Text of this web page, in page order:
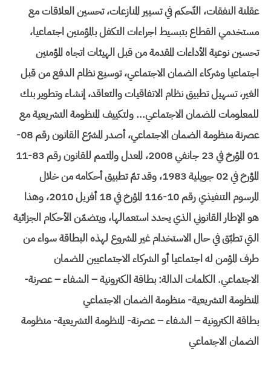
عقلنة النفقات، التّحكم في تسيير المنازعات، تحسين العلاقات مع
مستخدمي القطاع بتبسيط اجراءات التكفل بالمؤمنين اجتماعيا،
تحسين نوعية الأداءات المقدمة من قبل الهيئات اتجاه المؤمنين
اجتماعيا وشركاء الضمان الاجتماعي، توسيع نظام الدفع من قبل
الغير، تسهيل تطبيق نظام الاتفاقيات والتعاقد، إنشاء وتطوير بنك
للمعلومات للضمان الاجتماعي... ولتكييف المنظومة التشريعية مع
عصرنة منظومة الضمان الاجتماعي، أصدر المشرّع القانون رقم 08-
01 المؤرخ في 23 جانفي 2008، المعدل والمتمم للقانون رقم 83-11
المؤرخ في 02 جويلية 1983، وقد تمّ تطبيق أحكامه من خلال
المرسوم التنفيذي رقم 10-116 المؤرخ في 18 أفريل 2010، وهذا
هو الإطار القانوني الذي يحدد استعمالها، ويتضمّن الأحكام الجزائية
التي تطبّق في حال الاستخدام غير المشروع لهذه البطاقة سواء من
طرف المؤمن له اجتماعيا أو الشركاء الاجتماعيين للضمان
الاجتماعي. الكلمات الدالة: بطاقة الكترونية – الشفاء – عصرنة-
المنظومة التشريعية- منظومة الضمان الاجتماعي
بطاقة الكترونية – الشفاء – عصرنة- المنظومة التشريعية- منظومة
الضمان الاجتماعي